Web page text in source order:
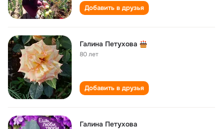
Добавить в друзья
Галина Петухова
80 лет
Добавить в друзья
Галина Петухова